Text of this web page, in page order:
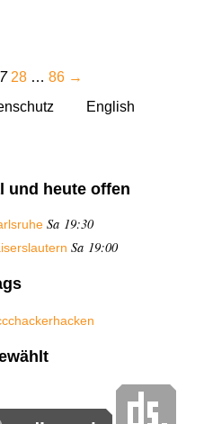
28 … 86 →
English
und heute offen
Sa 19:30
Sa 19:00
hackerhacken